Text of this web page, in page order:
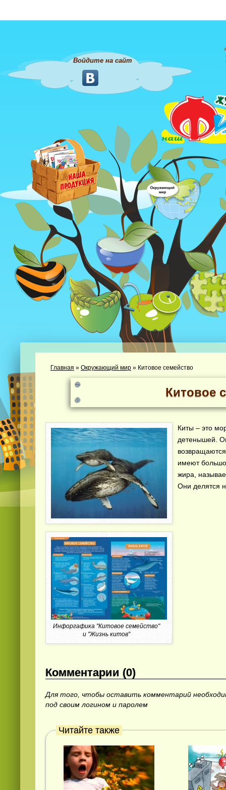
Войдите на сайт
Главная » Окружающий мир » Китовое семейство
Китовое
Инфоргафика "Китовое семейство"
и "Жизнь китов"
Киты – это
детенышей.
имеют
жира,
Они делятся
Комментарии (0)
Для того, чтобы оставить комментарий
под своим логином и паролем
Читайте также
онлайн